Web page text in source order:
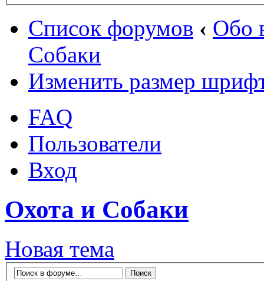
Список форумов ‹ Обо
Собаки
Изменить размер
FAQ
Пользователи
Вход
Охота и Собаки
Новая тема